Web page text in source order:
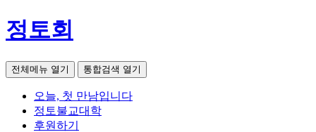
정토회
전체메뉴 열기 통합검색 열기
오늘, 첫 만남입니다
정토불교대학
후원하기